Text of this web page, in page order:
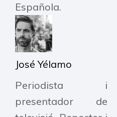
Española.
José Yélamo
Periodista i
presentador de